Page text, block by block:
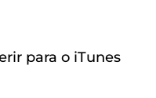
para o iTunes